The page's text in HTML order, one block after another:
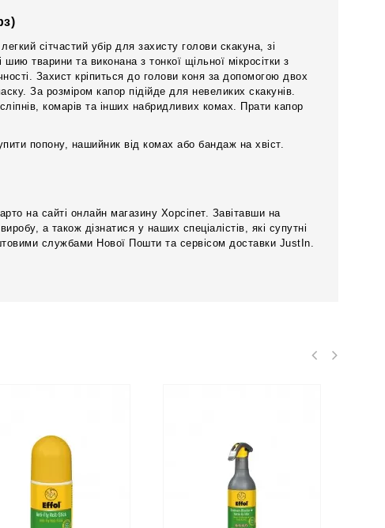
сітчастий убір для захисту голови скакуна, зі
тварини та виконана з тонкої щільної мікросітки з
Захист кріпиться до голови коня за допомогою двох
За розміром капор підійде для невеликих скакунів.
комарів та інших набридливих комах. Прати капор
попону, нашийник від комах або бандаж на хвіст.
на сайті онлайн магазину Хорсіпет. Завітавши на
а також дізнатися у наших спеціалістів, які супутні
службами Нової Пошти та сервісом доставки JustIn.